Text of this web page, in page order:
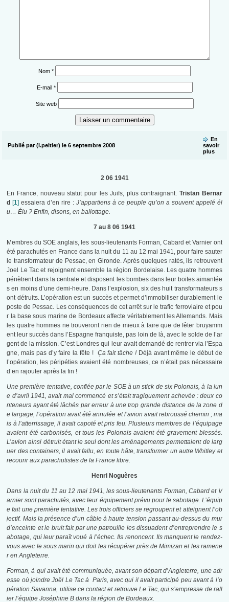
Nom *
E-mail *
Site web
Publié par (l.peltier) le 6 septembre 2008
En
savoir
plus
2 06 1941
En France, nouveau statut pour les Juifs, plus contraignant.Tristan Bernar
d [1] essaiera d’en rire :J’appartiens à ce peuple qu’on a souvent appelé él
u… Élu ? Enfin, disons, en ballottage.
7 au 8 06 1941
Membres du SOE anglais, les sous-lieutenants Forman, Cabard et Varnier ont
été parachutés en France dans la nuit du 11 au 12 mai 1941, pour faire sauter
le transformateur de Pessac, en Gironde. Après quelques ratés, ils retrouvent
Joel Le Tac et rejoignent ensemble la région Bordelaise. Les quatre hommes
pénètrent dans la centrale et disposent les bombes dans leur boites aimantée
s en moins d’une demi-heure. Dans l’explosion, six des huit transformateurs s
ont détruits. L’opération est un succès et permet d’immobiliser durablement le
poste de Pessac. Les conséquences de cet arrêt sur le trafic ferroviaire et pou
r la base sous marine de Bordeaux affecte véritablement les Allemands. Mais
les quatre hommes ne trouveront rien de mieux à faire que de fêter bruyamm
ent leur succès dans l’Espagne franquiste, pas loin de là, avec le solde de l’ar
gent de la mission. C’est Londres qui leur avait demandé de rentrer via l’Espa
gne, mais pas d’y faire la fête ! Ça fait tâche ! Déjà avant même le début de
l’opération, les péripéties avaient été nombreuses, ce n’était pas nécessaire
d’en rajouter après la fin !
Une première tentative, confiée par le SOE à un stick de six Polonais, à la lun
e d’avril 1941, avait mal commencé et s’était tragiquement achevée : deux co
nteneurs ayant été lâchés par erreur à une trop grande distance de la zone d
e largage, l’opération avait été annulée et l’avion avait rebroussé chemin ; ma
is à l’atterrissage, il avait capoté et pris feu. Plusieurs membres de l’équipage
avaient été carbonisés, et tous les Polonais avaient été gravement blessés.
L’avion ainsi détruit étant le seul dont les aménagements permettaient de larg
uer des containers, il avait fallu, en toute hâte, transformer un autre Whitley et
recourir aux parachutistes de la France libre.
Henri Noguères
Dans la nuit du 11 au12 mai 1941, les sous-lieutenants Forman, Cabard et V
arnier sont parachutés, avec leur équipement prévu pour le sabotage. L’équip
e fait une première tentative. Les trois officiers se regroupent et atteignent l’ob
jectif. Mais la présence d’un câble à haute tension passant au-dessus du mur
d’enceinte et le bruit fait par une patrouille les dissuadent d’entreprendre le s
abotage, qui leur paraît voué à l’échec. Ils renoncent. Ils manquent le rendez-
vous avec le sous marin qui doit les récupérer près de Mimizan et les ramene
r en Angleterre.
Forman, à qui avait été communiquée, avant son départ d’Angleterre, une adr
esse où joindre Joël Le Tac à Paris, avec qui il avait participé peu avant à l’o
pération Savanna, utilise ce contact et retrouve Le Tac, qui s’empresse de rall
ier l’équipe Joséphine B dans la région de Bordeaux.